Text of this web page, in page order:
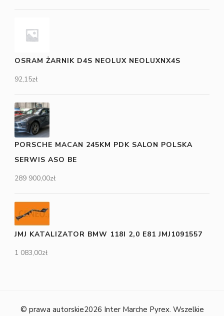
OSRAM ŻARNIK D4S NEOLUX NEOLUXNX4S
92,15zł
PORSCHE MACAN 245KM PDK SALON POLSKA
SERWIS ASO BE
289 900,00zł
JMJ KATALIZATOR BMW 118I 2,0 E81 JMJ1091557
1 083,00zł
© prawa autorskie2026 Inter Marche Pyrex. Wszelkie